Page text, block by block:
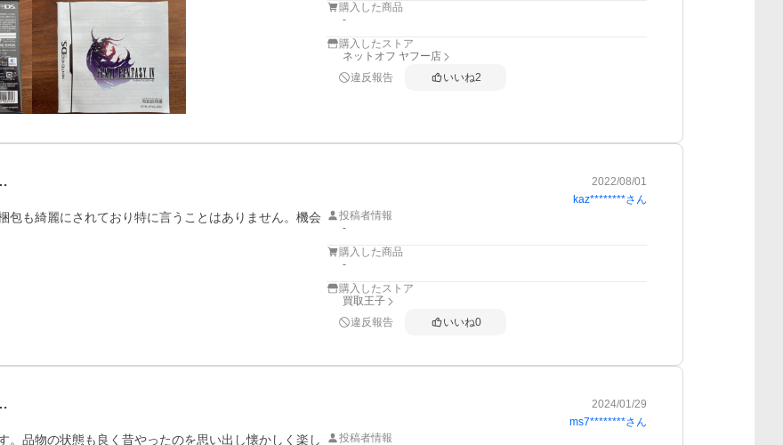
購入した商品
-
購入したストア
ネットオフ ヤフー店
違反報告
いいね2
2022/08/01
kaz********さん
包も綺麗にされており特に言うことはありません。機会
投稿者情報
-
購入した商品
-
購入したストア
買取王子
違反報告
いいね0
2024/01/29
ms7********さん
品物の状態も良く昔やったのを思い出し懐かしく楽し
投稿者情報